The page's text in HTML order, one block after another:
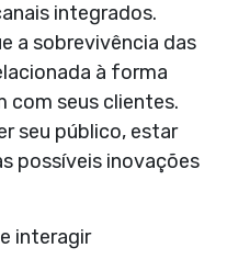
integrados.
a sobrevivência das
à forma
com seus clientes.
seu público, estar
possíveis inovações
interagir